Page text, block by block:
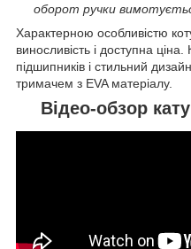
оборот ручки
Характерною особливістю
виносливість і доступна
підшипників і стильний
тримачем з EVA матеріалу.
Відео-обзор